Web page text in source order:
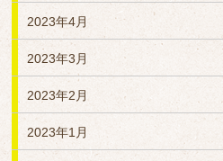
2023年4月
2023年3月
2023年2月
2023年1月